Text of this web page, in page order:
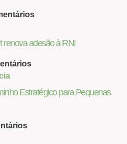
renova adesão à RNI
Estratégico para Pequenas